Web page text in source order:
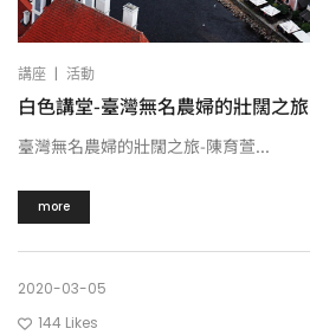
講座 | 活動
白色講堂-臺灣無名農婦的壯闊之旅
臺灣無名農婦的壯闊之旅-陳育萱...
more
2020-03-05
144 Likes